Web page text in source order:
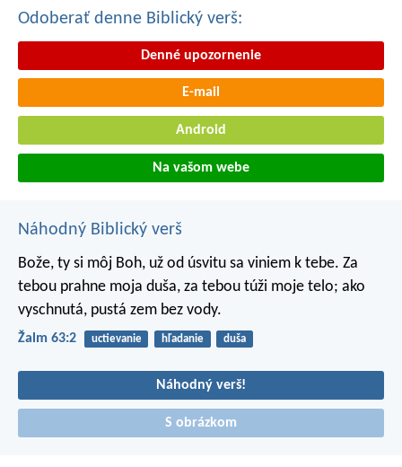
Odoberať denne Biblický verš:
Denné upozornenie
E-mail
Android
Na vašom webe
Náhodný Biblický verš
Bože, ty si môj Boh, už od úsvitu sa viniem k tebe. Za
tebou prahne moja duša, za tebou túži moje telo; ako
vyschnutá, pustá zem bez vody.
Žalm 63:2 uctievanie hľadanie duša
Náhodný verš!
S obrázkom